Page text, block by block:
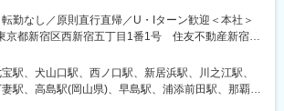
勤なし／原則直行直帰／U・Iターン歓迎＜本社＞
京都新宿区西新宿五丁目1番1号 住友不動産新宿フ
ー3階※転居を伴う転勤はありません。■その他勤務
関東のプロジェクト先やご希望の全国
駅、犬山口駅、西ノ口駅、新居浜駅、川之江駅、
駅、高島駅(岡山県)、早島駅、浦添前田駅、那覇空